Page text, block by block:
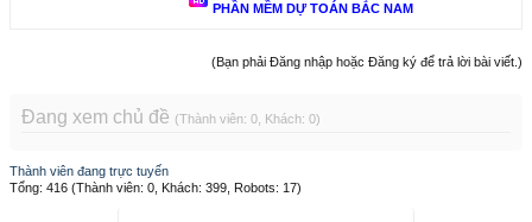
PHẦN MỀM DỰ TOÁN BẮC NAM
(Bạn phải Đăng nhập hoặc Đăng ký để trả lời bài viết.)
Đang xem chủ đề (Thành viên: 0, Khách: 0)
Thành viên đang trực tuyến
Tổng: 416 (Thành viên: 0, Khách: 399, Robots: 17)